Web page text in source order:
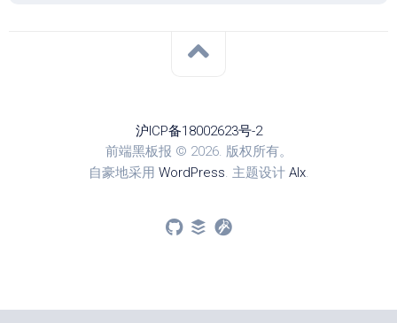
沪ICP备18002623号-2
前端黑板报 © 2026. 版权所有。
自豪地采用 WordPress. 主题设计 Alx.